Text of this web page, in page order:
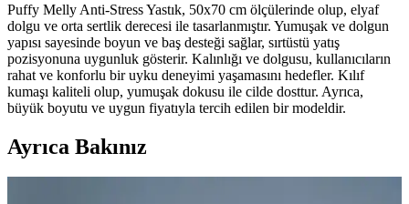
Puffy Melly Anti-Stress Yastık, 50x70 cm ölçülerinde olup, elyaf
dolgu ve orta sertlik derecesi ile tasarlanmıştır. Yumuşak ve dolgun
yapısı sayesinde boyun ve baş desteği sağlar, sırtüstü yatış
pozisyonuna uygunluk gösterir. Kalınlığı ve dolgusu, kullanıcıların
rahat ve konforlu bir uyku deneyimi yaşamasını hedefler. Kılıf
kumaşı kaliteli olup, yumuşak dokusu ile cilde dosttur. Ayrıca,
büyük boyutu ve uygun fiyatıyla tercih edilen bir modeldir.
Ayrıca Bakınız